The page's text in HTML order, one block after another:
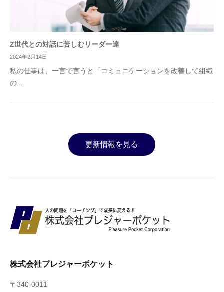
Z世代との対話に苦しむリーダー達
2024年2月14日
私の仕事は、一言で言うと「コミュニケーションを改善して組織
の...
更新情報を見る
株式会社プレジャーポケット
〒340-0011